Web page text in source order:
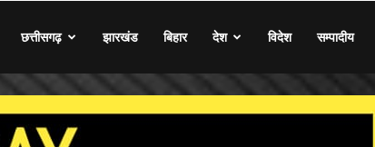
छत्तीसगढ़ झारखंड बिहार देश विदेश सम्पादीय